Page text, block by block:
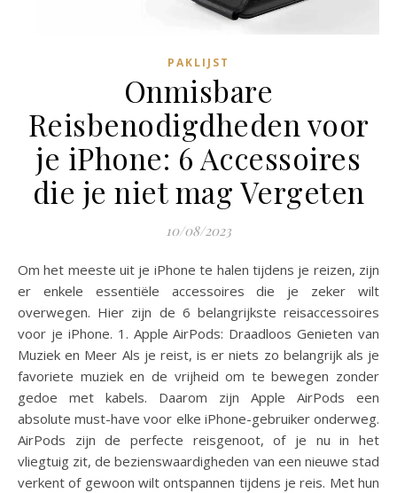
PAKLIJST
Onmisbare
Reisbenodigdheden voor
je iPhone: 6 Accessoires
die je niet mag Vergeten
10/08/2023
Om het meeste uit je iPhone te halen tijdens je reizen, zijn
er enkele essentiële accessoires die je zeker wilt
overwegen. Hier zijn de 6 belangrijkste reisaccessoires
voor je iPhone. 1. Apple AirPods: Draadloos Genieten van
Muziek en Meer Als je reist, is er niets zo belangrijk als je
favoriete muziek en de vrijheid om te bewegen zonder
gedoe met kabels. Daarom zijn Apple AirPods een
absolute must-have voor elke iPhone-gebruiker onderweg.
AirPods zijn de perfecte reisgenoot, of je nu in het
vliegtuig zit, de bezienswaardigheden van een nieuwe stad
verkent of gewoon wilt ontspannen tijdens je reis. Met hun